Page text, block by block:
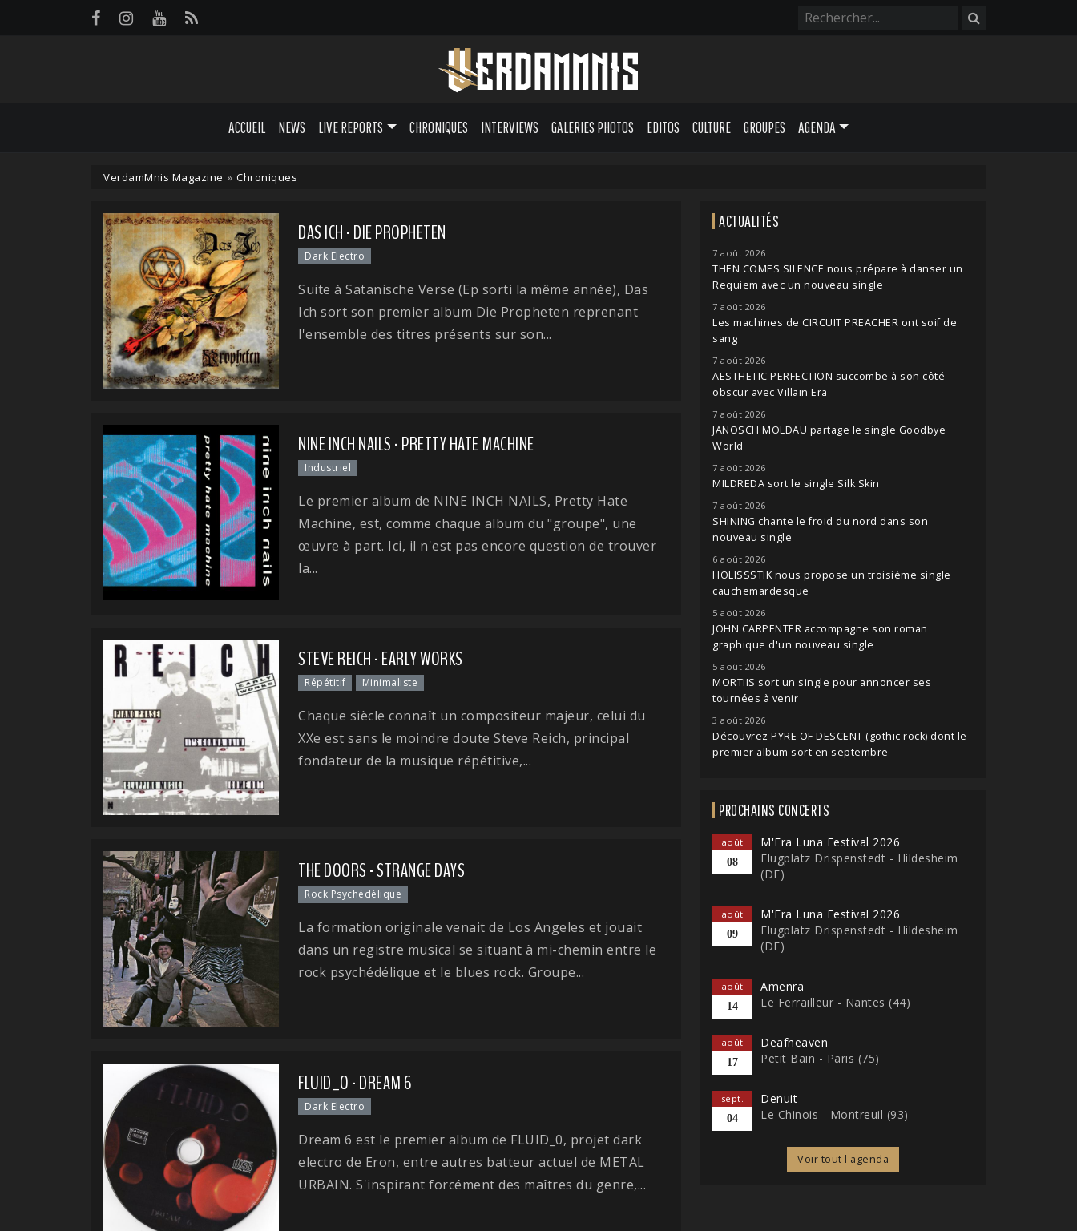
ACCUEIL NEWS LIVE REPORTS CHRONIQUES INTERVIEWS GALERIES PHOTOS EDITOS CULTURE GROUPES AGENDA
VerdamMnis Magazine » Chroniques
DAS ICH - DIE PROPHETEN
Dark Electro
Suite à Satanische Verse (Ep sorti la même année), Das
Ich sort son premier album Die Propheten reprenant
l'ensemble des titres présents sur son...
NINE INCH NAILS - PRETTY HATE MACHINE
Industriel
Le premier album de NINE INCH NAILS, Pretty Hate
Machine, est, comme chaque album du "groupe", une
œuvre à part. Ici, il n'est pas encore question de trouver
la...
STEVE REICH - EARLY WORKS
Répétitif Minimaliste
Chaque siècle connaît un compositeur majeur, celui du
XXe est sans le moindre doute Steve Reich, principal
fondateur de la musique répétitive,...
THE DOORS - STRANGE DAYS
Rock Psychédélique
La formation originale venait de Los Angeles et jouait
dans un registre musical se situant à mi-chemin entre le
rock psychédélique et le blues rock. Groupe...
FLUID_O - DREAM 6
Dark Electro
Dream 6 est le premier album de FLUID_0, projet dark
electro de Eron, entre autres batteur actuel de METAL
URBAIN. S'inspirant forcément des maîtres du genre,...
ACTUALITÉS
7 août 2026
THEN COMES SILENCE nous prépare à danser un
Requiem avec un nouveau single
7 août 2026
Les machines de CIRCUIT PREACHER ont soif de
sang
7 août 2026
AESTHETIC PERFECTION succombe à son côté
obscur avec Villain Era
7 août 2026
JANOSCH MOLDAU partage le single Goodbye
World
7 août 2026
MILDREDA sort le single Silk Skin
7 août 2026
SHINING chante le froid du nord dans son
nouveau single
6 août 2026
HOLISSSTIK nous propose un troisième single
cauchemardesque
5 août 2026
JOHN CARPENTER accompagne son roman
graphique d'un nouveau single
5 août 2026
MORTIIS sort un single pour annoncer ses
tournées à venir
3 août 2026
Découvrez PYRE OF DESCENT (gothic rock) dont le
premier album sort en septembre
PROCHAINS CONCERTS
août
08
M'Era Luna Festival 2026
Flugplatz Drispenstedt - Hildesheim
(DE)
août
09
M'Era Luna Festival 2026
Flugplatz Drispenstedt - Hildesheim
(DE)
août
14
Amenra
Le Ferrailleur - Nantes (44)
août
17
Deafheaven
Petit Bain - Paris (75)
sept.
04
Denuit
Le Chinois - Montreuil (93)
Voir tout l'agenda
Panneau de gestion des cookies